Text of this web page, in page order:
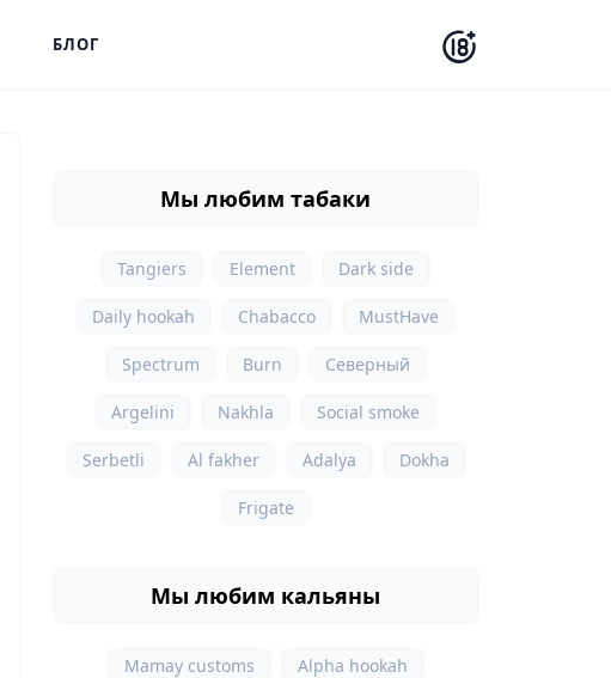
БЛОГ
Мы любим табаки
Tangiers Element Dark side
Daily hookah Chabacco MustHave
Spectrum Burn Северный
Argelini Nakhla Social smoke
Serbetli Al fakher Adalya Dokha
Frigate
Мы любим кальяны
Mamay customs Alpha hookah